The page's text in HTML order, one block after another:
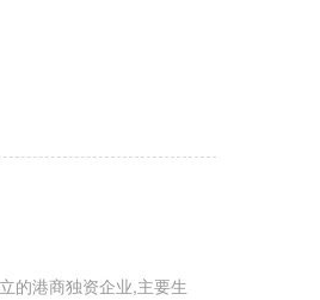
的港商独资企业,主要生